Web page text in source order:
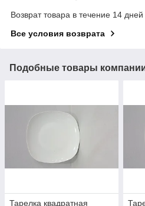
Возврат товара в течение 14
Все условия возврата
Подобные товары
Тарелка квадратная